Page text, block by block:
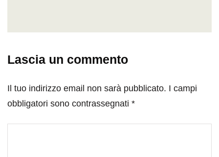
Lascia un commento
Il tuo indirizzo email non sarà pubblicato. I campi
obbligatori sono contrassegnati *